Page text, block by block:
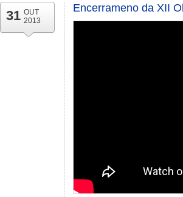
31 OUT
2013
Encerrameno da XII